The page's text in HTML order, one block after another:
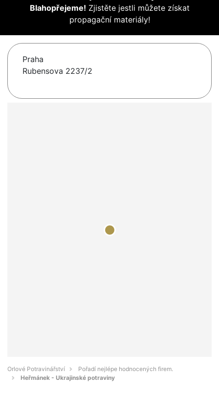
Blahopřejeme! Zjistěte jestli můžete získat
propagační materiály!
Praha
Rubensova 2237/2
Orlové Potravinářství
Pořadí nejlépe hodnocených firem.
Heřmánek - Ukrajinské potraviny